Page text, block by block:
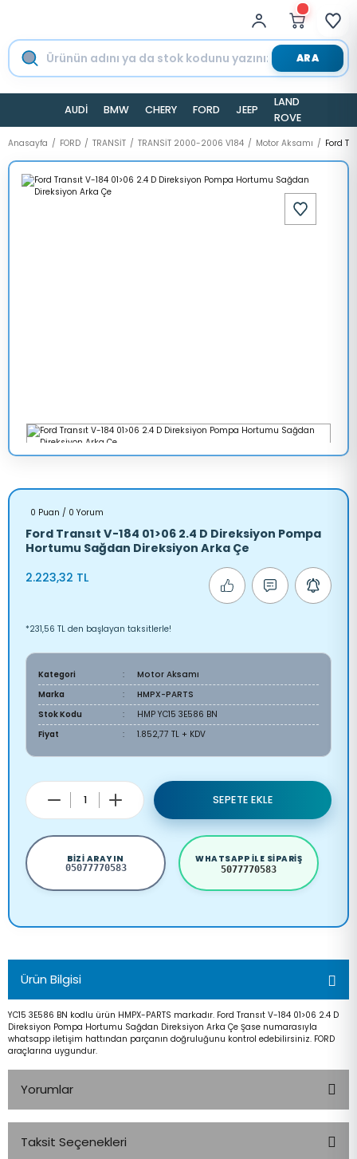
ARA
AUDİ BMW CHERY FORD JEEP
LAND
ROVER
Anasayfa FORD TRANSİT TRANSİT 2000-2006 V184 Motor Aksamı Ford
0 Puan / 0 Yorum
Ford Transıt V-184 01>06 2.4 D Direksiyon Pompa
Hortumu Sağdan Direksiyon Arka Çe
2.223,32 TL
*231,56 TL den başlayan taksitlerle!
Kategori
Motor Aksamı
Marka
HMPX-PARTS
Stok Kodu
HMP YC15 3E586 BN
Fiyat
1.852,77 TL + KDV
SEPETE EKLE
BIZI ARAYIN
05077770583
WHATSAPP ILE SIPARIŞ
5077770583
Ürün Bilgisi
YC15 3E586 BN kodlu ürün HMPX-PARTS markadır. Ford Transıt V-184 01>06 2.4 D
Direksiyon Pompa Hortumu Sağdan Direksiyon Arka Çe Şase numarasıyla
whatsapp iletişim hattından parçanın doğruluğunu kontrol edebilirsiniz. FORD
araçlarına uygundur.
Yorumlar
Taksit Seçenekleri